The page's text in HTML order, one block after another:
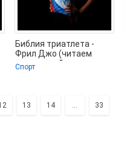
Библия триатлета -
Фрил Джо (читаем
книги онлайн
бесплатно полностью
Спорт
13 14 ... 33